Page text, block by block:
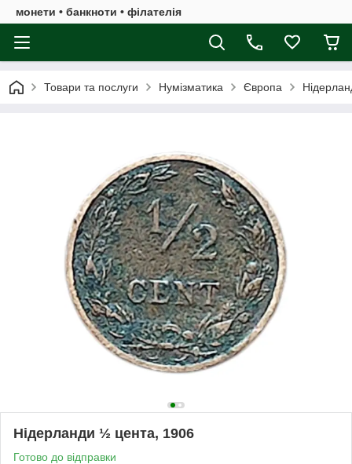
монети • банкноти • філателія
Товари та послуги Нумізматика Європа
Нідерланди ½ цента, 1906
Готово до відправки